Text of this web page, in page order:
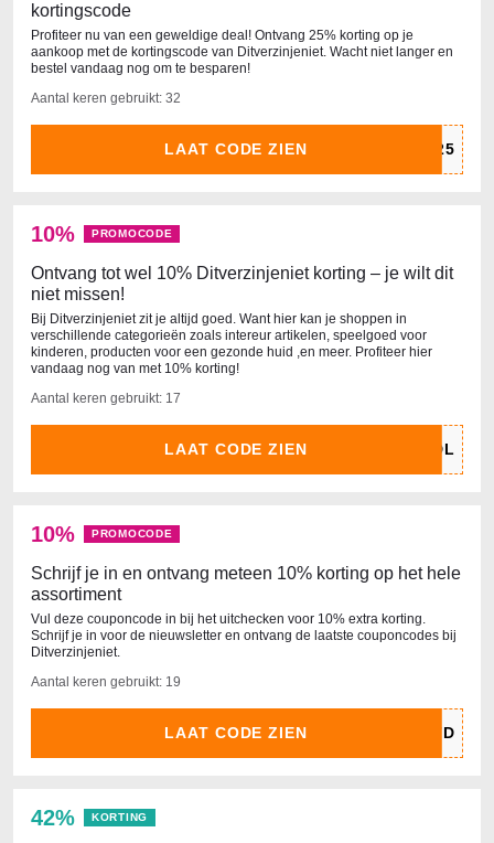
kortingscode
Profiteer nu van een geweldige deal! Ontvang 25% korting op je
aankoop met de kortingscode van Ditverzinjeniet. Wacht niet langer en
bestel vandaag nog om te besparen!
Aantal keren gebruikt: 32
LAAT CODE ZIEN
10% PROMOCODE
Ontvang tot wel 10% Ditverzinjeniet korting – je wilt dit
niet missen!
Bij Ditverzinjeniet zit je altijd goed. Want hier kan je shoppen in
verschillende categorieën zoals intereur artikelen, speelgoed voor
kinderen, producten voor een gezonde huid ,en meer. Profiteer hier
vandaag nog van met 10% korting!
Aantal keren gebruikt: 17
LAAT CODE ZIEN
10% PROMOCODE
Schrijf je in en ontvang meteen 10% korting op het hele
assortiment
Vul deze couponcode in bij het uitchecken voor 10% extra korting.
Schrijf je in voor de nieuwsletter en ontvang de laatste couponcodes bij
Ditverzinjeniet.
Aantal keren gebruikt: 19
LAAT CODE ZIEN
42% KORTING